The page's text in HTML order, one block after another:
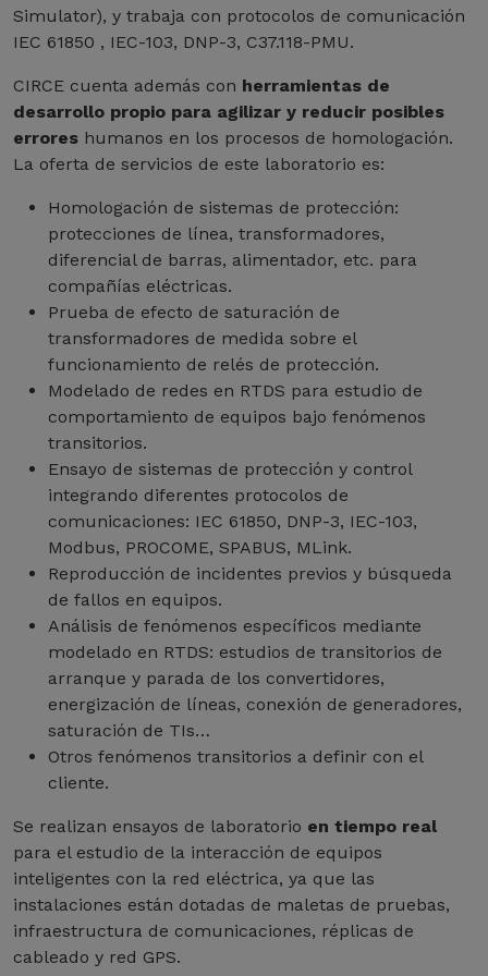
Simulator), y trabaja con protocolos de comunicación
IEC 61850 , IEC-103, DNP-3, C37.118-PMU.
CIRCE cuenta además con herramientas de
desarrollo propio para agilizar y reducir posibles
errores humanos en los procesos de homologación.
La oferta de servicios de este laboratorio es:
Homologación de sistemas de protección:
protecciones de línea, transformadores,
diferencial de barras, alimentador, etc. para
compañías eléctricas.
Prueba de efecto de saturación de
transformadores de medida sobre el
funcionamiento de relés de protección.
Modelado de redes en RTDS para estudio de
comportamiento de equipos bajo fenómenos
transitorios.
Ensayo de sistemas de protección y control
integrando diferentes protocolos de
comunicaciones: IEC 61850, DNP-3, IEC-103,
Modbus, PROCOME, SPABUS, MLink.
Reproducción de incidentes previos y búsqueda
de fallos en equipos.
Análisis de fenómenos específicos mediante
modelado en RTDS: estudios de transitorios de
arranque y parada de los convertidores,
energización de líneas, conexión de generadores,
saturación de TIs…
Otros fenómenos transitorios a definir con el
cliente.
Se realizan ensayos de laboratorio en tiempo real
para el estudio de la interacción de equipos
inteligentes con la red eléctrica, ya que las
instalaciones están dotadas de maletas de pruebas,
infraestructura de comunicaciones, réplicas de
cableado y red GPS.